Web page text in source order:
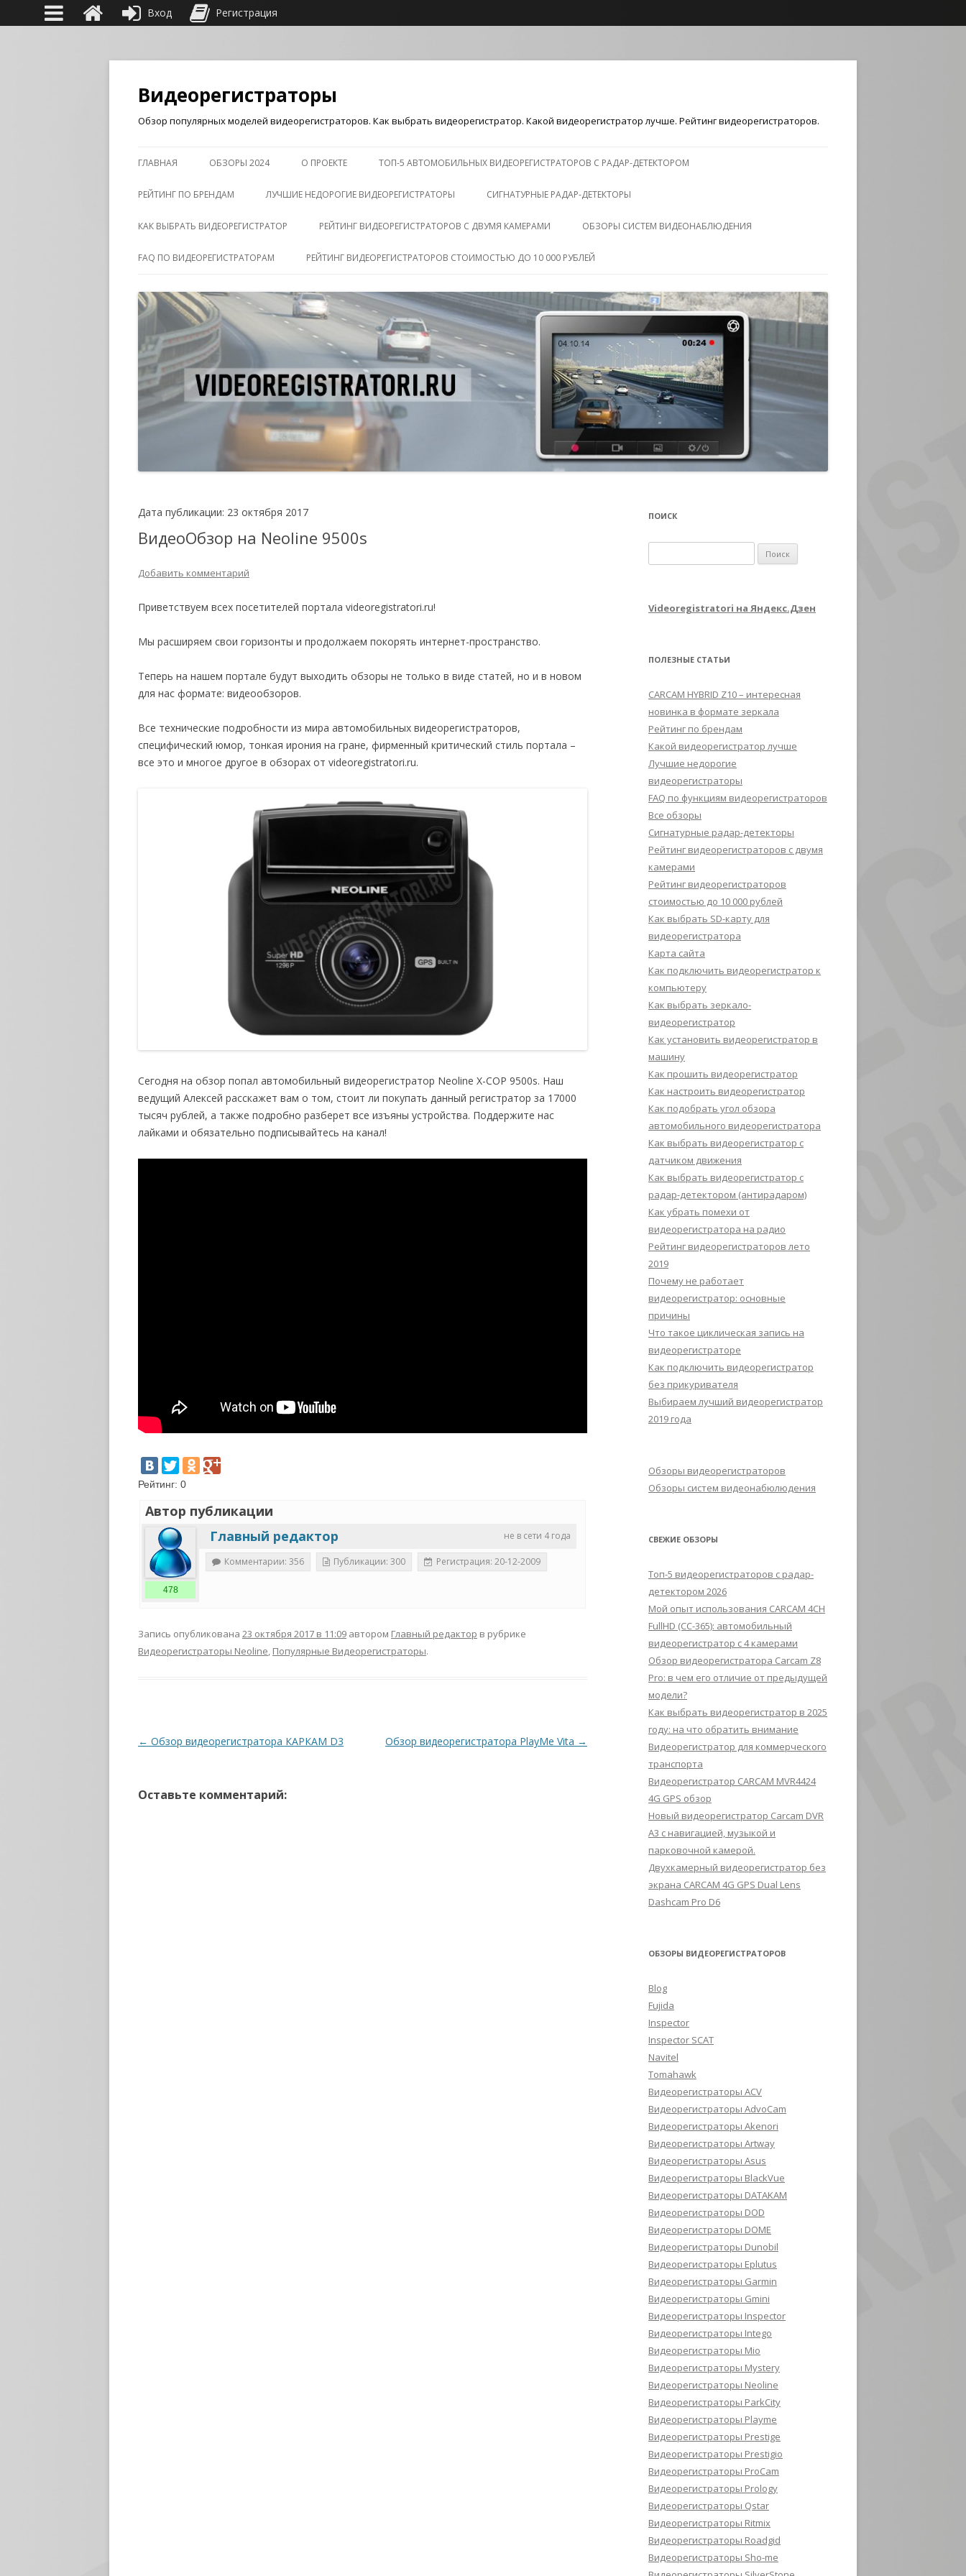
Видеорегистраторы
Обзор популярных моделей видеорегистраторов. Как выбрать видеорегистратор. Какой видеорегистратор лучше. Рейтинг видеорегистраторов.
ГЛАВНАЯ ОБЗОРЫ 2024 О ПРОЕКТЕ ТОП-5 АВТОМОБИЛЬНЫХ ВИДЕОРЕГИСТРАТОРОВ С РАДАР-ДЕТЕКТОРОМ
РЕЙТИНГ ПО БРЕНДАМ ЛУЧШИЕ НЕДОРОГИЕ ВИДЕОРЕГИСТРАТОРЫ СИГНАТУРНЫЕ РАДАР-ДЕТЕКТОРЫ
КАК ВЫБРАТЬ ВИДЕОРЕГИСТРАТОР РЕЙТИНГ ВИДЕОРЕГИСТРАТОРОВ С ДВУМЯ КАМЕРАМИ ОБЗОРЫ СИСТЕМ ВИДЕОНАБЛЮДЕНИЯ
FAQ ПО ВИДЕОРЕГИСТРАТОРАМ РЕЙТИНГ ВИДЕОРЕГИСТРАТОРОВ СТОИМОСТЬЮ ДО 10 000 РУБЛЕЙ
Дата публикации: 23 октября 2017
ВидеоОбзор на Neoline 9500s
Добавить комментарий
Приветствуем всех посетителей портала videoregistratori.ru!
Мы расширяем свои горизонты и продолжаем покорять интернет-пространство.
Теперь на нашем портале будут выходить обзоры не только в виде статей, но и в новом
для нас формате: видеообзоров.
Все технические подробности из мира автомобильных видеорегистраторов,
специфический юмор, тонкая ирония на гране, фирменный критический стиль портала –
все это и многое другое в обзорах от videoregistratori.ru.
Сегодня на обзор попал автомобильный видеорегистратор Neoline X-COP 9500s. Наш
ведущий Алексей расскажет вам о том, стоит ли покупать данный регистратор за 17000
тысяч рублей, а также подробно разберет все изъяны устройства. Поддержите нас
лайками и обязательно подписывайтесь на канал!
Рейтинг: 0
Автор публикации
не в сети 4 года
Главный редактор
478
Комментарии: 356 Публикации: 300 Регистрация: 20-12-2009
Запись опубликована 23 октября 2017 в 11:09 автором Главный редактор в рубрике
Видеорегистраторы Neoline Популярные Видеорегистраторы.
Навигация по записям
← Обзор видеорегистратора КАРКАМ D3 Обзор видеорегистратора PlayMe Vita →
Оставьте комментарий:
ПОИСК
Videoregistratori на Яндекс.Дзен
ПОЛЕЗНЫЕ СТАТЬИ
CARCAM HYBRID Z10 – интересная
новинка в формате зеркала
Рейтинг по брендам
Какой видеорегистратор лучше
Лучшие недорогие
видеорегистраторы
FAQ по функциям видеорегистраторов
Все обзоры
Сигнатурные радар-детекторы
Рейтинг видеорегистраторов с двумя
камерами
Рейтинг видеорегистраторов
стоимостью до 10 000 рублей
Как выбрать SD-карту для
видеорегистратора
Карта сайта
Как подключить видеорегистратор к
компьютеру
Как выбрать зеркало-
видеорегистратор
Как установить видеорегистратор в
машину
Как прошить видеорегистратор
Как настроить видеорегистратор
Как подобрать угол обзора
автомобильного видеорегистратора
Как выбрать видеорегистратор с
датчиком движения
Как выбрать видеорегистратор с
радар-детектором (антирадаром)
Как убрать помехи от
видеорегистратора на радио
Рейтинг видеорегистраторов лето
2019
Почему не работает
видеорегистратор: основные
причины
Что такое циклическая запись на
видеорегистраторе
Как подключить видеорегистратор
без прикуривателя
Выбираем лучший видеорегистратор
2019 года
Обзоры видеорегистраторов
Обзоры систем видеонабюлюдения
СВЕЖИЕ ОБЗОРЫ
Топ-5 видеорегистраторов с радар-
детектором 2026
Мой опыт использования CARCAM 4CH
FullHD (CC-365): автомобильный
видеорегистратор с 4 камерами
Обзор видеорегистратора Carcam Z8
Pro: в чем его отличие от предыдущей
модели?
Как выбрать видеорегистратор в 2025
году: на что обратить внимание
Видеорегистратор для коммерческого
транспорта
Видеорегистратор CARCAM MVR4424
4G GPS обзор
Новый видеорегистратор Carcam DVR
A3 с навигацией, музыкой и
парковочной камерой.
Двухкамерный видеорегистратор без
экрана CARCAM 4G GPS Dual Lens
Dashcam Pro D6
ОБЗОРЫ ВИДЕОРЕГИСТРАТОРОВ
Blog
Fujida
Inspector
Inspector SCAT
Navitel
Tomahawk
Видеорегистраторы ACV
Видеорегистраторы AdvoCam
Видеорегистраторы Akenori
Видеорегистраторы Artway
Видеорегистраторы Asus
Видеорегистраторы BlackVue
Видеорегистраторы DATAKAM
Видеорегистраторы DOD
Видеорегистраторы DOME
Видеорегистраторы Dunobil
Видеорегистраторы Eplutus
Видеорегистраторы Garmin
Видеорегистраторы Gmini
Видеорегистраторы Inspector
Видеорегистраторы Intego
Видеорегистраторы Mio
Видеорегистраторы Mystery
Видеорегистраторы Neoline
Видеорегистраторы ParkCity
Видеорегистраторы Playme
Видеорегистраторы Prestige
Видеорегистраторы Prestigio
Видеорегистраторы ProCam
Видеорегистраторы Prology
Видеорегистраторы Qstar
Видеорегистраторы Ritmix
Видеорегистраторы Roadgid
Видеорегистраторы Sho-me
Вход Регистрация